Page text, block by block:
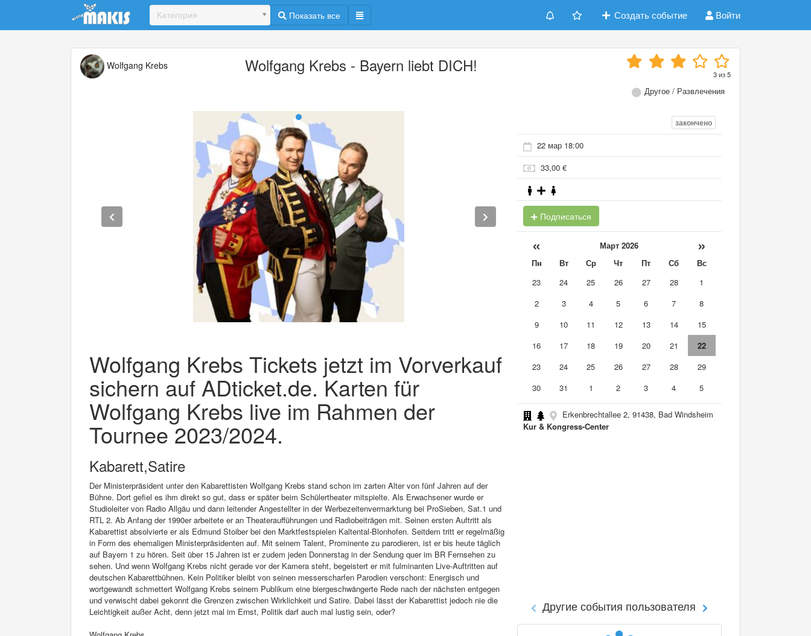
Update cookies preferences
Категория Показать все Создать событие Войти
Wolfgang Krebs Wolfgang Krebs - Bayern liebt DICH! 3из5
Другое / Развлечения
Wolfgang Krebs Tickets jetzt im Vorverkauf
sichern auf ADticket.de. Karten für
Wolfgang Krebs live im Rahmen der
Tournee 2023/2024.
Kabarett,Satire
Der Ministerpräsident unter den Kabarettisten Wolfgang Krebs stand schon im zarten Alter von fünf Jahren auf der
Bühne. Dort gefiel es ihm direkt so gut, dass er später beim Schülertheater mitspielte. Als Erwachsener wurde er
Studioleiter von Radio Allgäu und dann leitender Angestellter in der Werbezeitenvermarktung bei ProSieben, Sat.1 und
RTL 2. Ab Anfang der 1990er arbeitete er an Theateraufführungen und Radiobeiträgen mit. Seinen ersten Auftritt als
Kabarettist absolvierte er als Edmund Stoiber bei den Marktfestspielen Kaltental-Blonhofen. Seitdem tritt er regelmäßig
in Form des ehemaligen Ministerpräsidenten auf. Mit seinem Talent, Prominente zu parodieren, ist er bis heute täglich
auf Bayern 1 zu hören. Seit über 15 Jahren ist er zudem jeden Donnerstag in der Sendung quer im BR Fernsehen zu
sehen. Und wenn Wolfgang Krebs nicht gerade vor der Kamera steht, begeistert er mit fulminanten Live-Auftritten auf
deutschen Kabarettbühnen. Kein Politiker bleibt von seinen messerscharfen Parodien verschont: Energisch und
wortgewandt schmettert Wolfgang Krebs seinem Publikum eine biergeschwängerte Rede nach der nächsten entgegen
und verwischt dabei gekonnt die Grenzen zwischen Wirklichkeit und Satire. Dabei lässt der Kabarettist jedoch nie die
Leichtigkeit außer Acht, denn jetzt mal im Ernst, Politik darf auch mal lustig sein, oder?
закончено
22 мар 18:00
33,00 €
Подписаться
« Март 2026 »
Пн Вт Ср Чт Пт Сб
Вс
23
24 25 26 27 28
1
2
3 4 5 6 7
8
9
10 11 12 13 14
15
16
17 18 19 20 21
22
23
24 25 26 27 28
29
30
31 1 2 3 4 5
Erkenbrechtallee 2, 91438, Bad Windsheim
Kur & Kongress-Center
Другие события пользователя